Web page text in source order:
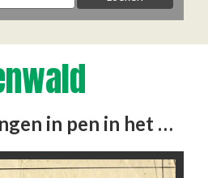
Met aantekeningen in pen in het Nederlands.